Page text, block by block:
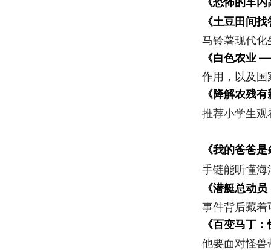
《土豆田间
马铃薯现代化
《白色农业
作用，以及国
《降解农残
推荐小学生观
《我的爸爸
手链能听懂海
《潜艇总动
事件背后藏着
《百变马丁
他要面对怪兽